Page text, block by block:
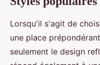
Lorsqu'il s'agit de
une place
seulement le design